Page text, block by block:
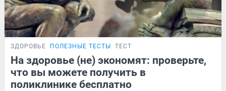
ЗДОРОВЬЕ ПОЛЕЗНЫЕ ТЕСТЫ ТЕСТ
На здоровье (не) экономят: проверьте,
что вы можете получить в
поликлинике бесплатно